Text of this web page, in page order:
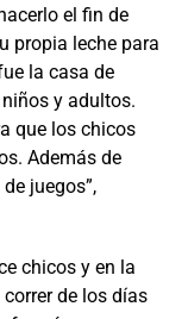
el fin de
propia leche para
la casa de
y adultos.
que los chicos
Además de
juegos”,
chicos y en la
de los días